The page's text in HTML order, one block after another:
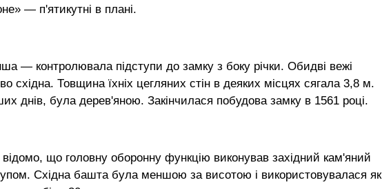
— п'ятикутні в плані.
— контролювала підступи до замку з боку річки. Обидві вежі
східна. Товщина їхніх цегляних стін в деяких місцях сягала 3,8 м.
днів, була дерев'яною. Закінчилася побудова замку в 1561 році.
що головну оборонну функцію виконував західний кам'яний
Східна башта була меншою за висотою і використовувалася як